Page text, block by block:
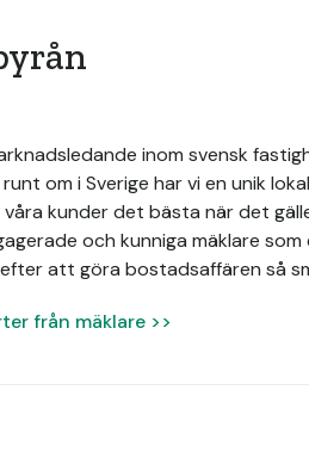
inom svensk
om i Sverige har vi en unik
kunder det bästa när det
och kunniga mäklare
att göra bostadsaffären så
från mäklare >>